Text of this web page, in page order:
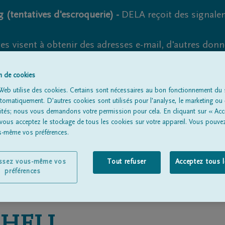
(tentatives d'escroquerie) - DELA reçoit des
visent à obtenir des adresses e-mail, d'autres
et vérifiez soigneusement l'expéditeur.
Cependant, les tentatives d'hameçonnage et de
Tous les avis de décès
de cookies
utilise des cookies. Certains sont nécessaires au bon fonctionnement du
D'autres cookies sont utilisés pour l'analyse, le marketing ou
nous vous demandons votre permission pour cela. En cliquant sur «
acceptez le stockage de tous les cookies sur votre appareil. Vous
même vos préférences.
Tout refuser Acceptez tous
vous-même vos
préférences